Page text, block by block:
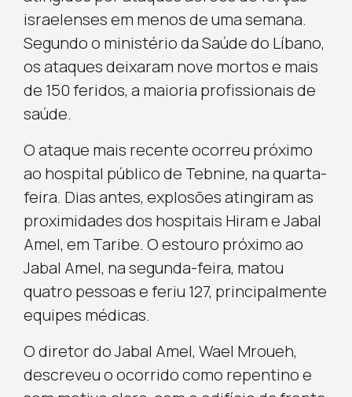
israelenses em menos de uma semana.
Segundo o ministério da Saúde do Líbano,
os ataques deixaram nove mortos e mais
de 150 feridos, a maioria profissionais de
saúde.
O ataque mais recente ocorreu próximo
ao hospital público de Tebnine, na quarta-
feira. Dias antes, explosões atingiram as
proximidades dos hospitais Hiram e Jabal
Amel, em Taribe. O estouro próximo ao
Jabal Amel, na segunda-feira, matou
quatro pessoas e feriu 127, principalmente
equipes médicas.
O diretor do Jabal Amel, Wael Mroueh,
descreveu o ocorrido como repentino e